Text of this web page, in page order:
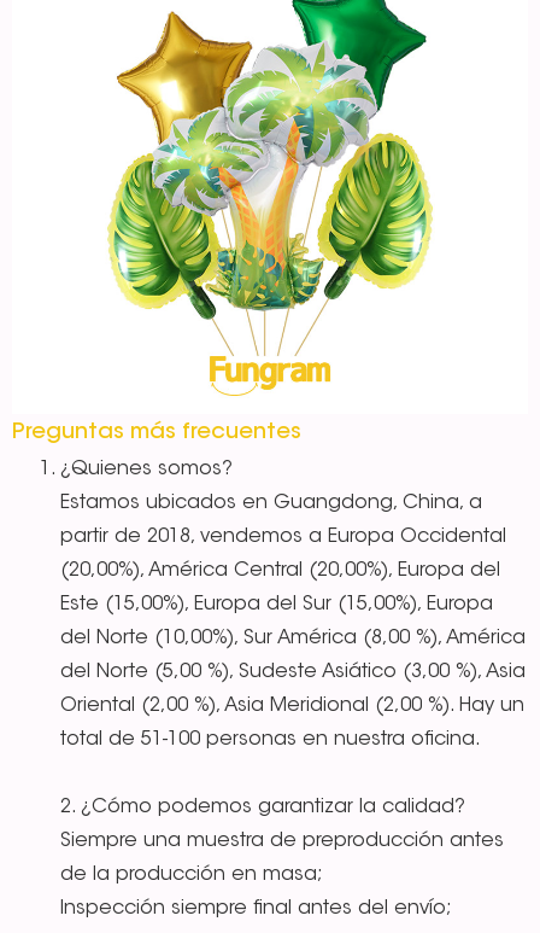
Preguntas más frecuentes
¿Quienes somos?
Estamos ubicados en Guangdong, China, a
partir de 2018, vendemos a Europa Occidental
(20,00%), América Central (20,00%), Europa del
Este (15,00%), Europa del Sur (15,00%), Europa
del Norte (10,00%), Sur América (8,00 %), América
del Norte (5,00 %), Sudeste Asiático (3,00 %), Asia
Oriental (2,00 %), Asia Meridional (2,00 %). Hay un
total de 51-100 personas en nuestra oficina.
2. ¿Cómo podemos garantizar la calidad?
Siempre una muestra de preproducción antes
de la producción en masa;
Inspección siempre final antes del envío;